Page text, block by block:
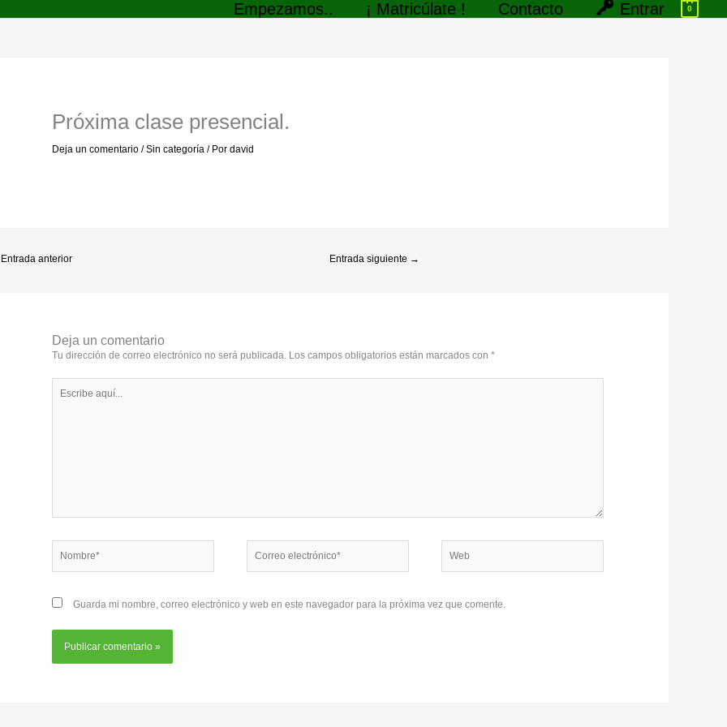
Empezamos.. ¡ Matricúlate ! Contacto Entrar 0
Próxima clase presencial.
Deja un comentario /Sin categoría / Pordavid
Entrada anterior Entrada siguiente →
Deja un comentario
Tu dirección de correo electrónico no será publicada. Los campos obligatorios están marcados con*
aquí...
electrónico*
Guarda mi nombre, correo electrónico y web en este navegador para la próxima vez que comente.